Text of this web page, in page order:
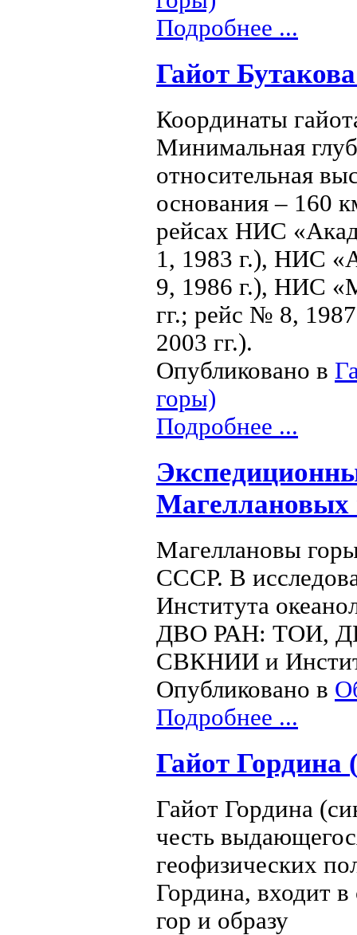
Подробнее ...
Гайот Бутакова
Координаты
Минимальная
относительная
основания – 160
рейсах НИС
1, 1983 г.), НИС
9, 1986 г.), НИС
гг.; рейс № 8,
2003 гг.).
Опубликовано в
горы)
Подробнее ...
Магеллановых
Магеллановы
СCCР. В
Института
ДВО РАН: ТОИ,
СВКНИИ и
Опубликовано в
Подробнее ...
Гайот Гордина
Гайот Гордина
честь
геофизических
Гордина, входит
гор и образу